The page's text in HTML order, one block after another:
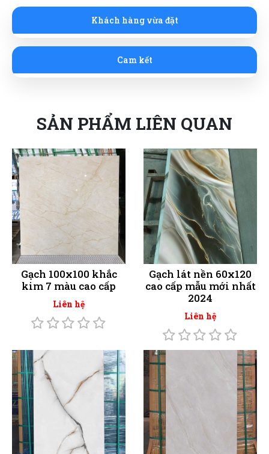
Khách hàng vừa đặt
Cam kết
SẢN PHẨM LIÊN QUAN
Gạch 100x100 khắc
kim 7 màu cao cấp
Liên hệ
Gạch lát nền 60x120
cao cấp mẫu mới nhất
2024
Liên hệ